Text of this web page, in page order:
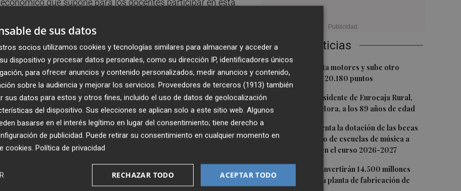
Últimas Noticias
1El Ibex 35 aprieta motores y sube otro
0,62%, hasta los 20.180 puntos
2
Fallece el expresidente de Eurocaja Rural,
Andrés Gómez Mora, a los 89 años de edad
3
CaixaBank aumenta la dotación de las becas
para el alumnado de escuelas de música a
275.000 euros en el curso 2026-2027
4 Tesla y SpaceX invertirán 14.500 millones
para construir la planta de fabricación de
han creado una asociación para canalizar las
constituye de manera oficial, es Escola Valenciana la
su estructura administrativa y económica. Desde la
que "ningún docente debería quedarse sin apoyo por
de la comunidad educativa".
solidario en el que la ciudadanía y la entidades que lo
reducir el impacto económico que sufren en sus nóminas
que no realizadas. "Este mecanismo supone una
el derecho a huelga de todos y todas las docentes y para
no puedan seguir", señalaron fuentes de la
de sus datos
socios utilizamos cookies y tecnologías similares para almacenar y acceder a
dispositivo y procesar datos personales, como su dirección IP, identificadores únicos
para ofrecer anuncios y contenido personalizados, medir anuncios y contenido,
sobre la audiencia y mejorar los servicios. Proveedores de terceros (1913) también
sus datos para estos y otros fines, incluido el uso de datos de geolocalización
del dispositivo. Sus elecciones se aplican solo a este sitio web. Algunos
basarse en el interés legítimo en lugar del consentimiento; tiene derecho a
de publicidad. Puede retirar su consentimiento en cualquier momento en
cookies. Política de privacidad
ACEPTAR TODO
RECHAZAR TODO